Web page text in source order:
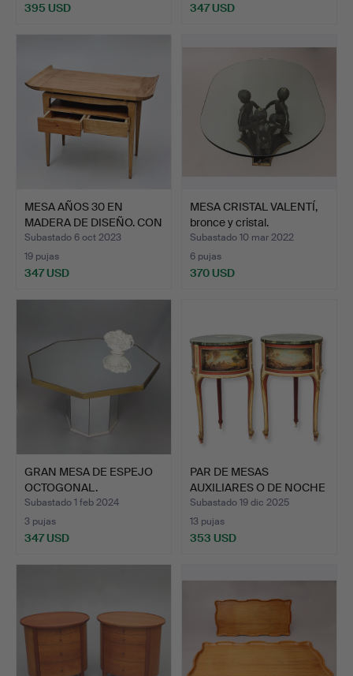
395 USD 347 USD
MESA AÑOS 30 EN
MADERA DE DISEÑO. CON
DOS …
Subastado 6 oct 2023
19 pujas
347 USD
MESA CRISTAL VALENTÍ,
bronce y cristal.
Subastado 10 mar 2022
6 pujas
370 USD
GRAN MESA DE ESPEJO
OCTOGONAL.
Subastado 1 feb 2024
3 pujas
347 USD
PAR DE MESAS
AUXILIARES O DE NOCHE
EN MADE…
Subastado 19 dic 2025
13 pujas
353 USD